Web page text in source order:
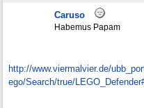
Caruso
Habemus Papam
http://www.viermalvier.de/
ego/Search/true/